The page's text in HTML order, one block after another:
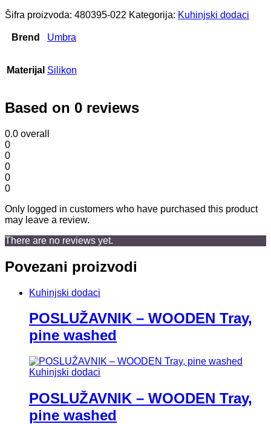
Šifra proizvoda: 480395-022 Kategorija: Kuhinjski dodaci
Brend Umbra
Materijal Silikon
Based on 0 reviews
0.0 overall
0
0
0
0
0
Only logged in customers who have purchased this product
may leave a review.
There are no reviews yet.
Povezani proizvodi
Kuhinjski dodaci
POSLUŽAVNIK – WOODEN Tray,
pine washed
Kuhinjski dodaci
POSLUŽAVNIK – WOODEN Tray,
pine washed